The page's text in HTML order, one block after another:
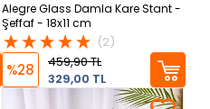
Alegre Glass Damla Kare Stant -
Şeffaf - 18x11 cm
(2)
%28
459,90 TL
329,00 TL